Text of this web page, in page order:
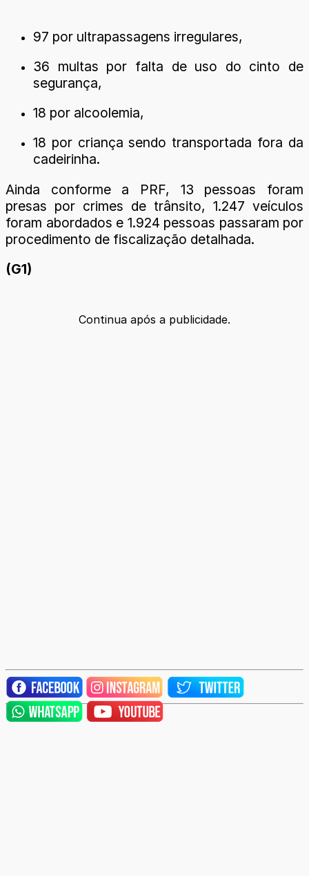
97 por ultrapassagens irregulares,
36 multas por falta de uso do cinto de
segurança,
18 por alcoolemia,
18 por criança sendo transportada fora da
cadeirinha.
Ainda conforme a PRF, 13 pessoas foram
presas por crimes de trânsito, 1.247 veículos
foram abordados e 1.924 pessoas passaram por
procedimento de fiscalização detalhada.
(G1)
Continua após a publicidade.